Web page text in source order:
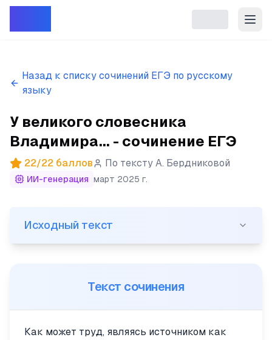
Назад к списку сочинений ЕГЭ по русскому
языку
У великого словесника
Владимира... - сочинение ЕГЭ
22/22 баллов По тексту А. Бердниковой
ИИ-генерация март 2025 г.
(1)У великого словесника Владимира Даля
Исходный текст
Текст сочинения
Как может труд, являясь источником как